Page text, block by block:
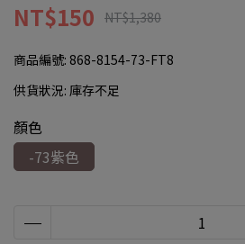
NT$150 NT$1,380
商品編號: 868-8154-73-FT8
供貨狀況: 庫存不足
顏色
-73紫色